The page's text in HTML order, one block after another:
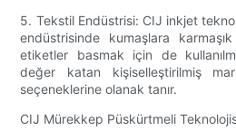
5. Tekstil Endüstrisi: CIJ inkjet
endüstrisinde kumaşlara
etiketler basmak için de
değer katan kişiselleştirilmiş
seçeneklerine olanak tanır.
CIJ Mürekkep Püskürtmeli